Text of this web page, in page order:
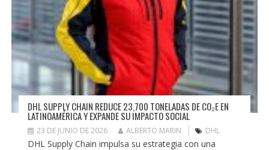
DHL SUPPLY CHAIN REDUCE 23,700 TONELADAS DE CO₂E EN
LATINOAMÉRICA Y EXPANDE SU IMPACTO SOCIAL
23 DE JUNIO DE 2026 ALBERTO MARIN DHL
DHL Supply Chain impulsa su estrategia con una